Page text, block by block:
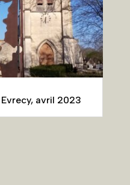
avril 2023